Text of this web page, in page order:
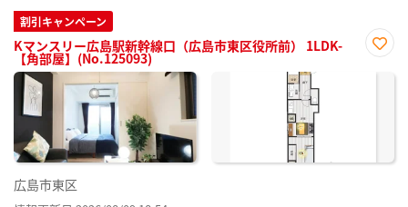
割引キャンペーン
Kマンスリー広島駅新幹線口（広島市東区役所前） 1LDK-
【角部屋】(No.125093)
に入
広島市東区